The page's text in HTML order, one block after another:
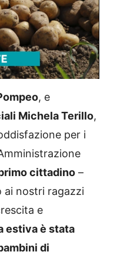
, e
Michela Terillo,
per i
cittadino –
ai nostri ragazzi
e
estiva è stata
di